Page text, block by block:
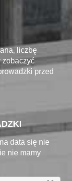
liczbę
zobaczyć
przed
data się nie
nie mamy